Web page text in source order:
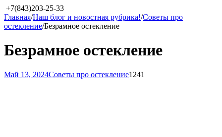
+7(843)203-25-33
Главная/Наш блог и новостная рубрика!/Советы про
остекление/Безрамное остекление
Безрамное остекление
Май 13, 2024Советы про остекление1241